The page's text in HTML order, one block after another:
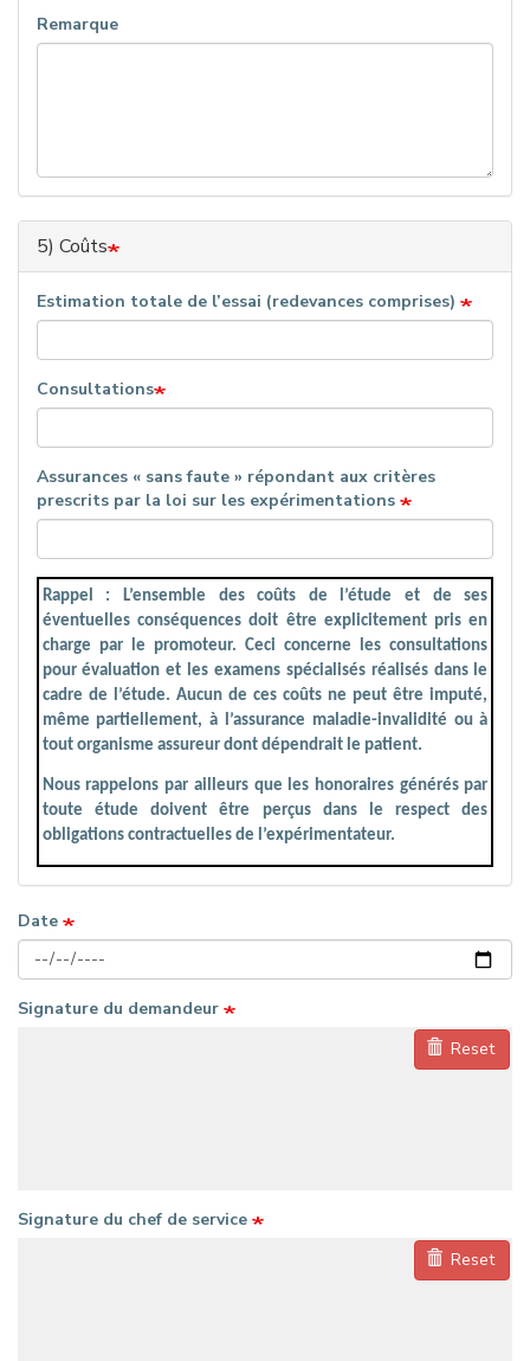
Remarque
5) Coûts
Estimation totale de l’essai (redevances comprises)
Consultations
Assurances « sans faute » répondant aux critères
prescrits par la loi sur les expérimentations
Rappel : L’ensemble des coûts de l’étude et de ses
éventuelles conséquences doit être explicitement pris en
charge par le promoteur. Ceci concerne les consultations
pour évaluation et les examens spécialisés réalisés dans le
cadre de l’étude. Aucun de ces coûts ne peut être imputé,
même partiellement, à l’assurance maladie-invalidité ou à
tout organisme assureur dont dépendrait le patient.
Nous rappelons par ailleurs que les honoraires générés par
toute étude doivent être perçus dans le respect des
obligations contractuelles de l’expérimentateur.
Date
Signature du demandeur
Reset
Signature du chef de service
Reset